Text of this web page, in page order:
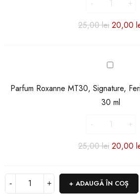
Barbati,
ml
25,00lei 20,00
Parfum
MT30,
Signature,
Feriga-
Barbati,
ml
Parfum Roxanne MT30, Signature,
30 ml
25,00lei 20,00
ADAUGĂ ÎN COȘ